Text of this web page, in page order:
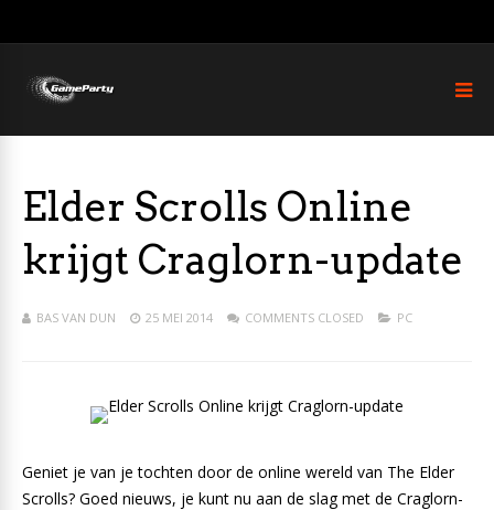
Elder Scrolls Online
krijgt Craglorn-update
BAS VAN DUN 25 MEI 2014 COMMENTS CLOSED PC
Geniet je van je tochten door de online wereld van The Elder
Scrolls? Goed nieuws, je kunt nu aan de slag met de Craglorn-